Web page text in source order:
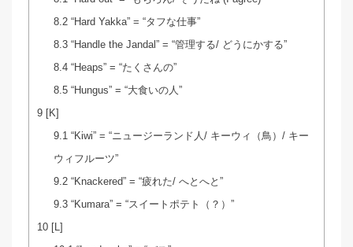
8.2“Hard Yakka” = “タフな仕事”
8.3“Handle the Jandal” = “管理する/ どうにかする”
8.4“Heaps” = “たくさんの”
8.5“Hungus” = “大食いの人”
9[K]
9.1“Kiwi” = “ニュージーランド人/ キーウィ（鳥）/ キー
ウィフルーツ”
9.2“Knackered” = “疲れた/ へとへと”
9.3“Kumara” = “スイートポテト（？）”
10[L]